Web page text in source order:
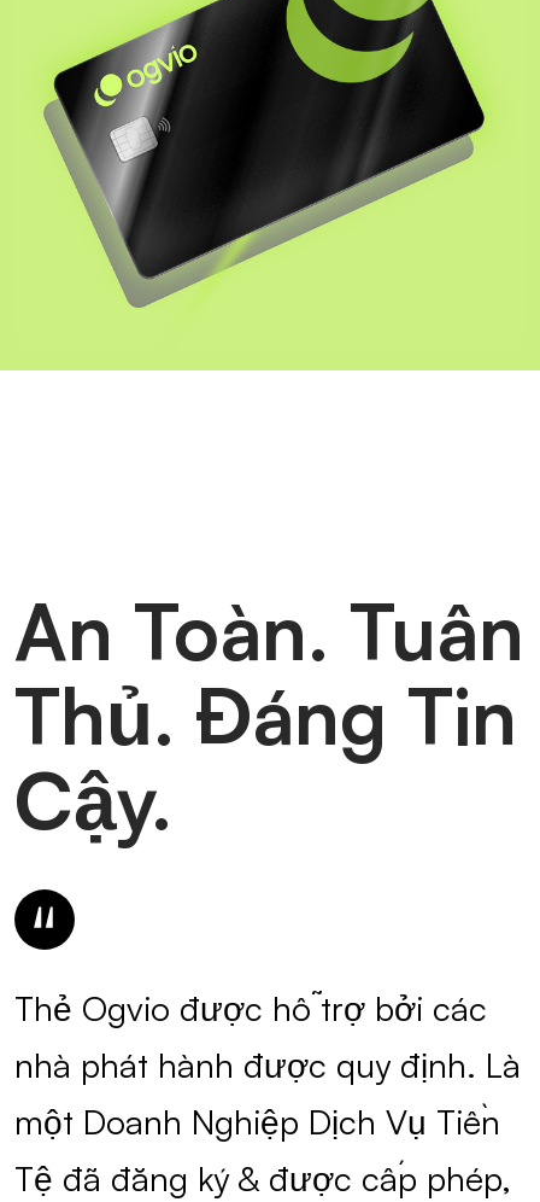
An Toàn. Tuân
Thủ. Đáng Tin
Cậy.
Thẻ Ogvio được hỗ trợ bởi các
nhà phát hành được quy định. Là
một Doanh Nghiệp Dịch Vụ Tiền
Tệ đã đăng ký & được cấp phép,